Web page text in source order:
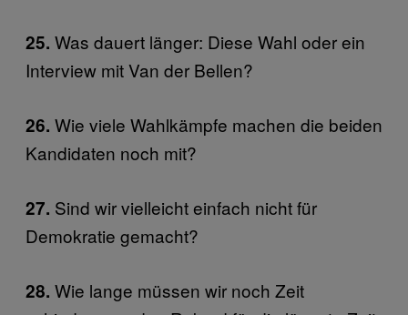
25. Was dauert länger: Diese Wahl oder ein
Interview mit Van der Bellen?
26. Wie viele Wahlkämpfe machen die beiden
Kandidaten noch mit?
27. Sind wir vielleicht einfach nicht für
Demokratie gemacht?
28. Wie lange müssen wir noch Zeit